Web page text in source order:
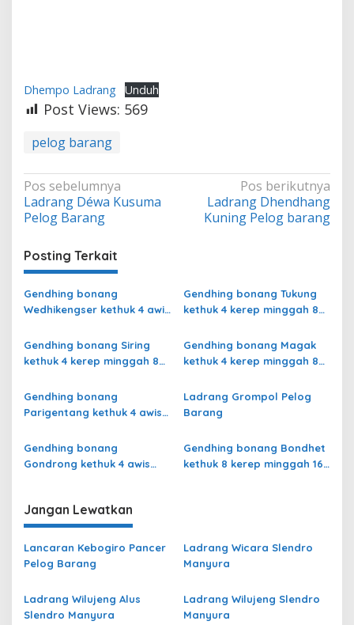
Dhempo Ladrang Unduh
Post Views: 569
pelog barang
Navigasi
pos
Pos sebelumnya
Ladrang Déwa Kusuma
Pelog Barang
Pos berikutnya
Ladrang Dhendhang
Kuning Pelog barang
Posting Terkait
Gendhing bonang
Wedhikengser kethuk 4 awis
Gendhing bonang Tukung
kethuk 4 kerep minggah 8
Gendhing bonang Siring
kethuk 4 kerep minggah 8
Gendhing bonang Magak
kethuk 4 kerep minggah 8
Gendhing bonang
Parigentang kethuk 4 awis
Ladrang Grompol Pelog
Barang
Gendhing bonang
Gondrong kethuk 4 awis
Gendhing bonang Bondhet
kethuk 8 kerep minggah 16
Jangan Lewatkan
Lancaran Kebogiro Pancer
Pelog Barang
Ladrang Wicara Slendro
Manyura
Ladrang Wilujeng Alus
Slendro Manyura
Ladrang Wilujeng Slendro
Manyura